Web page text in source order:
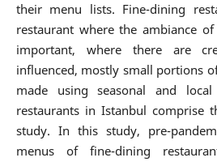
their menu lists. Fine-dining
restaurant where the ambiance
important, where there are
influenced, mostly small portions
made using seasonal and local
restaurants in Istanbul comprise
study. In this study, pre-
menus of fine-dining